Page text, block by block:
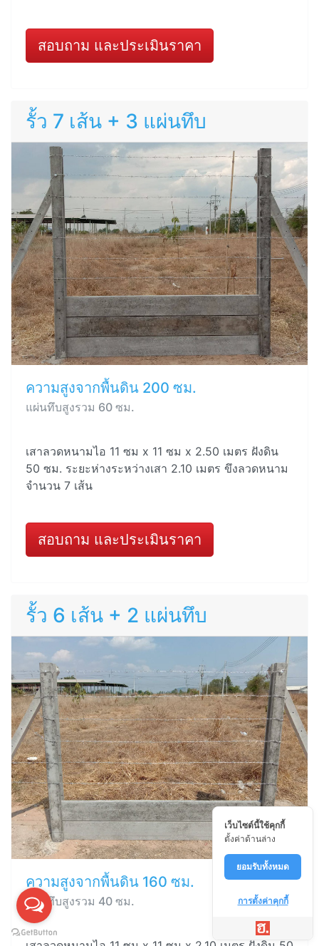
สอบถาม และประเมินราคา
รั้ว 7 เส้น + 3 แผ่นทึบ
ความสูงจากพื้นดิน 200 ซม.
แผ่นทึบสูงรวม 60 ซม.
เสาลวดหนามไอ 11 ซม x 11 ซม x 2.50 เมตร ฝังดิน
50 ซม. ระยะห่างระหว่างเสา 2.10 เมตร ขึงลวดหนาม
จำนวน 7 เส้น
สอบถาม และประเมินราคา
รั้ว 6 เส้น + 2 แผ่นทึบ
ความสูงจากพื้นดิน 160 ซม.
แผ่นทึบสูงรวม 40 ซม.
เว็บไซต์นี้ใช้คุกกี้
ตั้งค่าด้านล่าง
ยอมรับทั้งหมด
การตั้งค่าคุกกี้